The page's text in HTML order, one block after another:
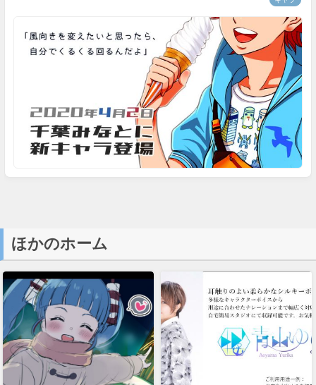
ほかのホーム